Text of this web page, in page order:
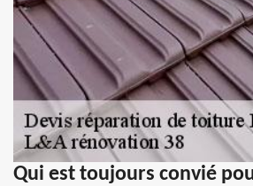
Qui est toujours convié